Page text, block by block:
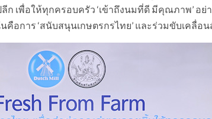
เพื่อให้ทุกครอบครัว ‘เข้าถึงนมที่ดี มีคุณภาพ’ อย่า
การ ‘สนับสนุนเกษตรกรไทย’ และร่วมขับเคลื่อ